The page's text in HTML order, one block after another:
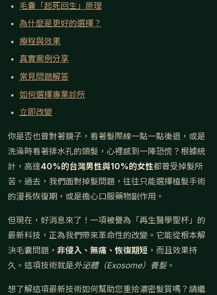
毛囊「起死回生」原理
為什麼是更好的選擇？
療程與效果
真實案例分享
常見問題解答
如何選擇專業診所
立即改變
你是否也曾對著鏡子，看著髮際線一點一點後退，或是
洗澡時看著排水孔的頭髮，心裡感到一陣恐慌？根據統
計，高達40%的台灣男性與10%的女性都曾受掉髮所
苦。過去，我們面對掉髮問題，往往只能選擇植髮手術
的漫長恢復期，或是擔心口服藥物副作用。
但現在，好消息來了！一項被譽為「再生醫學聖杯」的
最新科技，正為我們帶來革命性的改變。它能從根本解
決毛囊問題， 非侵入、無痛、恢復期短 ，而且效果持
久。這項技術就是外泌體（Exosome）養髮。
想了解這項最新技術如何幫助您重拾濃密髮質嗎？請繼